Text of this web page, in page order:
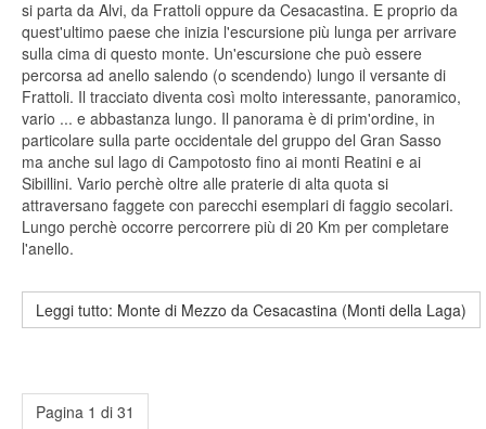
si parta da Alvi, da Frattoli oppure da Cesacastina. E proprio da
quest'ultimo paese che inizia l'escursione più lunga per arrivare
sulla cima di questo monte. Un'escursione che può essere
percorsa ad anello salendo (o scendendo) lungo il versante di
Frattoli. Il tracciato diventa così molto interessante, panoramico,
vario ... e abbastanza lungo. Il panorama è di prim'ordine, in
particolare sulla parte occidentale del gruppo del Gran Sasso
ma anche sul lago di Campotosto fino ai monti Reatini e ai
Sibillini. Vario perchè oltre alle praterie di alta quota si
attraversano faggete con parecchi esemplari di faggio secolari.
Lungo perchè occorre percorrere più di 20 Km per completare
l'anello.
Leggi tutto: Monte di Mezzo da Cesacastina (Monti della Laga)
Pagina 1 di 31